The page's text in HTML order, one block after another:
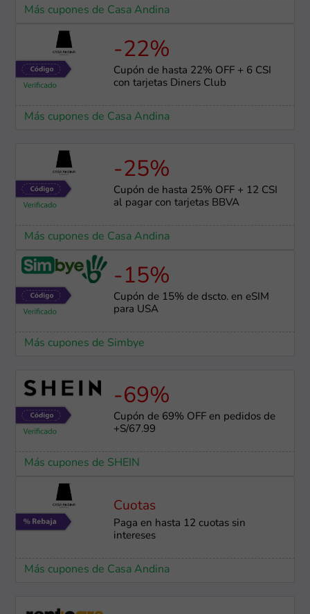
Más cupones de Casa Andina
-22%
Cupón de hasta 22% OFF + 6 CSI
con tarjetas Diners Club
Más cupones de Casa Andina
-25%
Cupón de hasta 25% OFF + 12 CSI
al pagar con tarjetas BBVA
Más cupones de Casa Andina
-15%
Cupón de 15% de dscto. en eSIM
para USA
Más cupones de Simbye
-69%
Cupón de 69% OFF en pedidos de
+S/67.99
Más cupones de SHEIN
Cuotas
Paga en hasta 12 cuotas sin
intereses
Más cupones de Casa Andina